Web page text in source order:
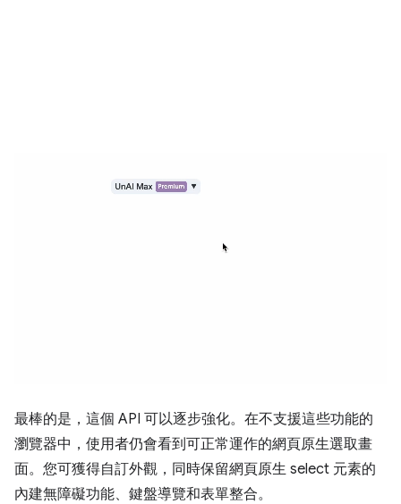
最棒的是，這個 API 可以逐步強化。在不支援這些功能的
瀏覽器中，使用者仍會看到可正常運作的網頁原生選取畫
面。您可獲得自訂外觀，同時保留網頁原生 select 元素的
內建無障礙功能、鍵盤導覽和表單整合。